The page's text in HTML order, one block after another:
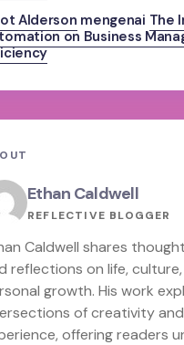
Alderson mengenai The
on Business
Ethan Caldwell
REFLECTIVE BLOGGER
Caldwell shares
reflections on life,
growth. His work
of creativity and
offering readers